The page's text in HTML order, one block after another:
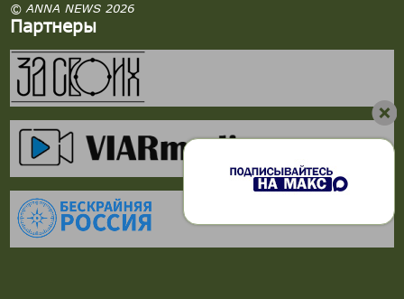
© ANNA NEWS 2026
Партнеры